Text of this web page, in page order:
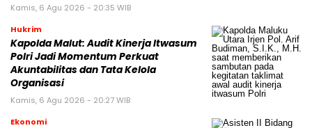
Kamis, 6 Agu 2026 - 20:35 WIB
Hukrim
Kapolda Malut: Audit Kinerja Itwasum
Polri Jadi Momentum Perkuat
Akuntabilitas dan Tata Kelola
Organisasi
Kamis, 6 Agu 2026 - 20:27 WIB
Ekonomi